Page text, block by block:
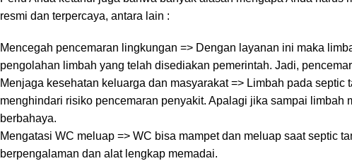
resmi dan terpercaya, antara lain :
Mencegah pencemaran lingkungan => Dengan layanan ini maka
pengolahan limbah yang telah disediakan pemerintah. Jadi,
Menjaga kesehatan keluarga dan masyarakat => Limbah pada
menghindari risiko pencemaran penyakit. Apalagi jika sampai
berbahaya.
Mengatasi WC meluap => WC bisa mampet dan meluap saat septic
berpengalaman dan alat lengkap memadai.